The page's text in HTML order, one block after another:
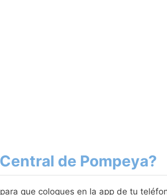
de Pompeya?
que coloques en la app de tu